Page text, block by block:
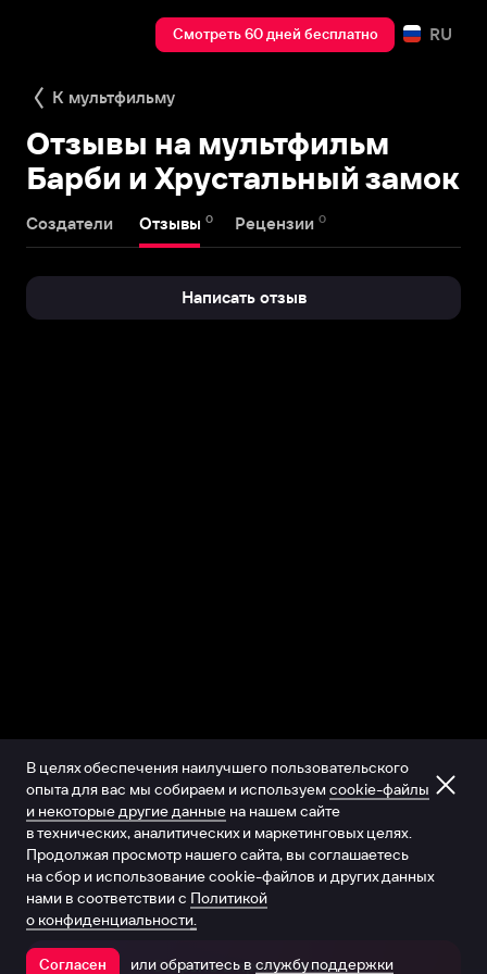
Смотреть 60 дней бесплатно RU
К мультфильму
Отзывы на мультфильм
Барби и Хрустальный замок
Создатели Отзывы 0 Рецензии 0
Написать отзыв
Открыть в приложении
В целях обеспечения наилучшего пользовательского
опыта для вас мы собираем и используем cookie-файлы
и некоторые другие данные на нашем сайте
в технических, аналитических и маркетинговых целях.
Продолжая просмотр нашего сайта, вы соглашаетесь
на сбор и использование cookie-файлов и других данных
нами в соответствии с Политикой
о конфиденциальности.
Согласен или обратитесь в службу поддержки